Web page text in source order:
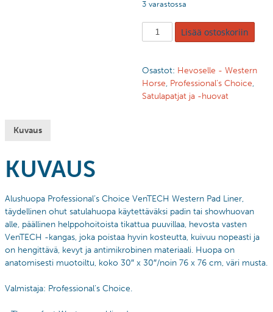
3 varastossa
Lisää ostoskoriin
Osastot: Hevoselle - Western
Horse, Professional’s Choice,
Satulapatjat ja -huovat
Kuvaus
KUVAUS
Alushuopa Professional’s Choice VenTECH Western Pad Liner,
täydellinen ohut satulahuopa käytettäväksi padin tai showhuovan
alle, päällinen helppohoitoista tikattua puuvillaa, hevosta vasten
VenTECH -kangas, joka poistaa hyvin kosteutta, kuivuu nopeasti ja
on hengittävä, kevyt ja antimikrobinen materiaali. Huopa on
anatomisesti muotoiltu, koko 30″ x 30″/noin 76 x 76 cm, väri musta.
Valmistaja: Professional’s Choice.